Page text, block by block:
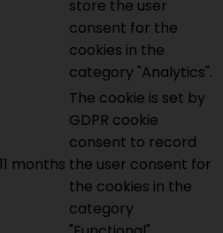
store the user
consent for the
cookies in the
category "Analytics".
11 months
The cookie is set by
GDPR cookie
consent to record
the user consent for
the cookies in the
category